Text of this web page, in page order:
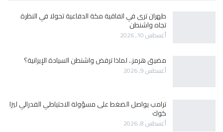
طهران ترى في اتفاقية مكة الدفاعية تحولا في النظرة
تجاه واشنطن
أغسطس 10, 2026
مضيق هرمز.. لماذا ترفض واشنطن السيادة الإيرانية؟
أغسطس 9, 2026
ترامب يواصل الضغط على مسؤولة الاحتياطي الفدرالي ليزا
كوك
أغسطس 8, 2026